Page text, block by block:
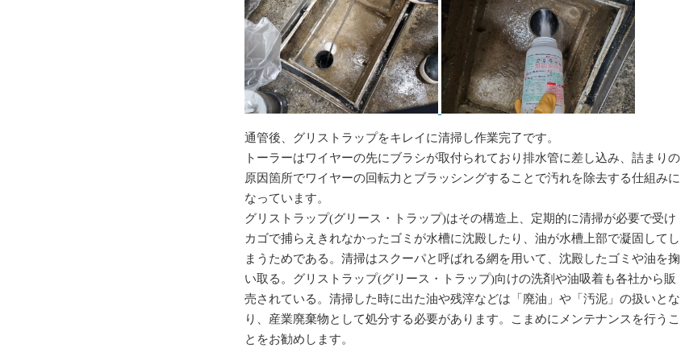
通管後、グリストラップをキレイに清掃し作業完了です。
トーラーはワイヤーの先にブラシが取付られており排水管に差し込み、詰まりの
原因箇所でワイヤーの回転力とブラッシングすることで汚れを除去する仕組みに
なっています。
グリストラップ(グリース・トラップ)はその構造上、定期的に清掃が必要で受け
カゴで捕らえきれなかったゴミが水槽に沈殿したり、油が水槽上部で凝固してし
まうためである。清掃はスクーパと呼ばれる網を用いて、沈殿したゴミや油を掬
い取る。グリストラップ(グリース・トラップ)向けの洗剤や油吸着も各社から販
売されている。清掃した時に出た油や残滓などは「廃油」や「汚泥」の扱いとな
り、産業廃棄物として処分する必要があります。こまめにメンテナンスを行うこ
とをお勧めします。